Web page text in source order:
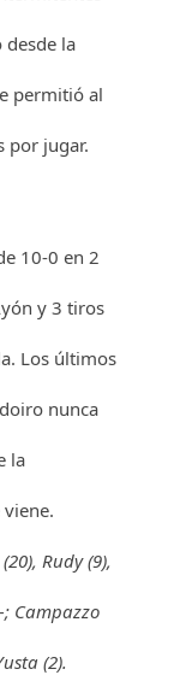
desde la
permitió al
por jugar.
10-0 en 2
y 3 tiros
Los últimos
nunca
la
Rudy (9),
Campazzo
(2).